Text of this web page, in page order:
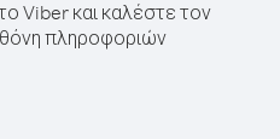
Viber και καλέστε τον
πληροφοριών